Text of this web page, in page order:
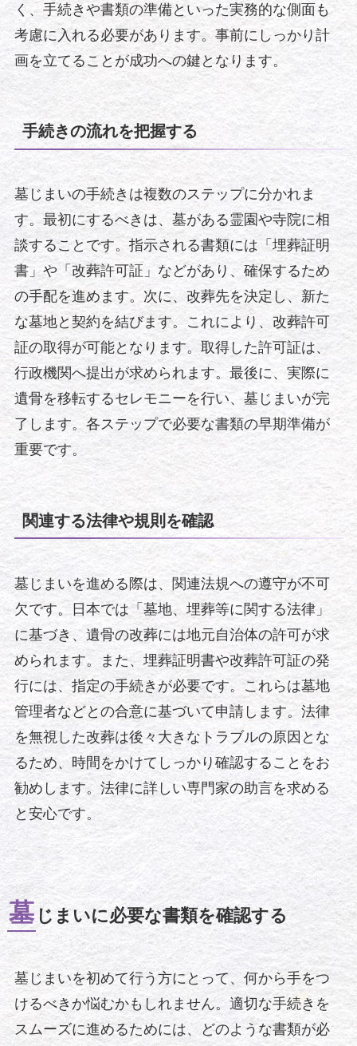
く、手続きや書類の準備といった実務的な側面も
考慮に入れる必要があります。事前にしっかり計
画を立てることが成功への鍵となります。
手続きの流れを把握する
墓じまいの手続きは複数のステップに分かれま
す。最初にするべきは、墓がある霊園や寺院に相
談することです。指示される書類には「埋葬証明
書」や「改葬許可証」などがあり、確保するため
の手配を進めます。次に、改葬先を決定し、新た
な墓地と契約を結びます。これにより、改葬許可
証の取得が可能となります。取得した許可証は、
行政機関へ提出が求められます。最後に、実際に
遺骨を移転するセレモニーを行い、墓じまいが完
了します。各ステップで必要な書類の早期準備が
重要です。
関連する法律や規則を確認
墓じまいを進める際は、関連法規への遵守が不可
欠です。日本では「墓地、埋葬等に関する法律」
に基づき、遺骨の改葬には地元自治体の許可が求
められます。また、埋葬証明書や改葬許可証の発
行には、指定の手続きが必要です。これらは墓地
管理者などとの合意に基づいて申請します。法律
を無視した改葬は後々大きなトラブルの原因とな
るため、時間をかけてしっかり確認することをお
勧めします。法律に詳しい専門家の助言を求める
と安心です。
墓じまいに必要な書類を確認する
墓じまいを初めて行う方にとって、何から手をつ
けるべきか悩むかもしれません。適切な手続きを
スムーズに進めるためには、どのような書類が必